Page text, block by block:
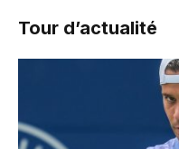
Tour d’actualité